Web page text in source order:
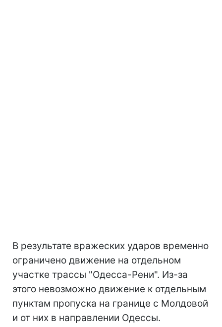
В результате вражеских ударов временно
ограничено движение на отдельном
участке трассы "Одесса-Рени". Из-за
этого невозможно движение к отдельным
пунктам пропуска на границе с Молдовой
и от них в направлении Одессы.